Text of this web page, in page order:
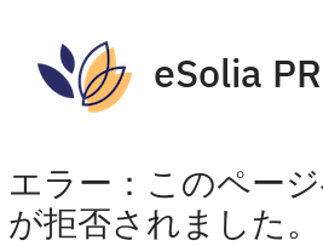
eSolia
エラー：このペー
が拒否されました。